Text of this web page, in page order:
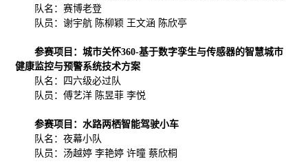
队名：赛博老登
队员：谢宇航 陈柳颖 王文涵 陈欣亭
参赛项目：城市关怀360-基于数字孪生与传感器的智慧城市
健康监控与预警系统技术方案
队名：四六级必过队
队员：傅艺洋 陈昱菲 李悦
参赛项目：水路两栖智能驾驶小车
队名：夜幕小队
队员：汤越婷 李艳婷 许曈 蔡欣桐